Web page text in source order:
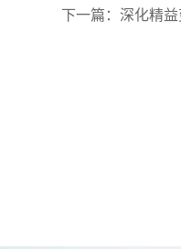
下一篇：深化精